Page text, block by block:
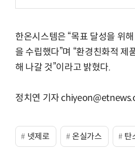
한온시스템은 “목표 달성을 위
을 수립했다”며 “환경친화적
해 나갈 것”이라고 밝혔다.
정치연 기자
넷제로 온실가스 탄